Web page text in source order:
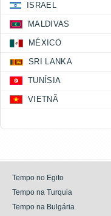
ISRAEL
MALDIVAS
MÉXICO
SRI LANKA
TUNÍSIA
VIETNÃ
Tempo no Egito
Tempo na Turquia
Tempo na Bulgária